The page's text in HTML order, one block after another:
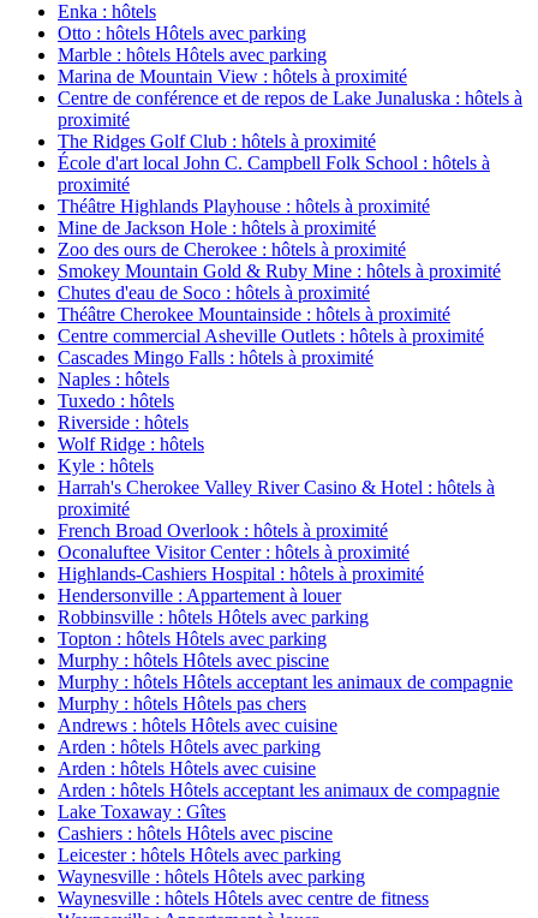
Enka : hôtels
Otto : hôtels Hôtels avec parking
Marble : hôtels Hôtels avec parking
Marina de Mountain View : hôtels à proximité
Centre de conférence et de repos de Lake Junaluska : hôtels à
proximité
The Ridges Golf Club : hôtels à proximité
École d'art local John C. Campbell Folk School : hôtels à
proximité
Théâtre Highlands Playhouse : hôtels à proximité
Mine de Jackson Hole : hôtels à proximité
Zoo des ours de Cherokee : hôtels à proximité
Smokey Mountain Gold & Ruby Mine : hôtels à proximité
Chutes d'eau de Soco : hôtels à proximité
Théâtre Cherokee Mountainside : hôtels à proximité
Centre commercial Asheville Outlets : hôtels à proximité
Cascades Mingo Falls : hôtels à proximité
Naples : hôtels
Tuxedo : hôtels
Riverside : hôtels
Wolf Ridge : hôtels
Kyle : hôtels
Harrah's Cherokee Valley River Casino & Hotel : hôtels à
proximité
French Broad Overlook : hôtels à proximité
Oconaluftee Visitor Center : hôtels à proximité
Highlands-Cashiers Hospital : hôtels à proximité
Hendersonville : Appartement à louer
Robbinsville : hôtels Hôtels avec parking
Topton : hôtels Hôtels avec parking
Murphy : hôtels Hôtels avec piscine
Murphy : hôtels Hôtels acceptant les animaux de compagnie
Murphy : hôtels Hôtels pas chers
Andrews : hôtels Hôtels avec cuisine
Arden : hôtels Hôtels avec parking
Arden : hôtels Hôtels avec cuisine
Arden : hôtels Hôtels acceptant les animaux de compagnie
Lake Toxaway : Gîtes
Cashiers : hôtels Hôtels avec piscine
Leicester : hôtels Hôtels avec parking
Waynesville : hôtels Hôtels avec parking
Waynesville : hôtels Hôtels avec centre de fitness